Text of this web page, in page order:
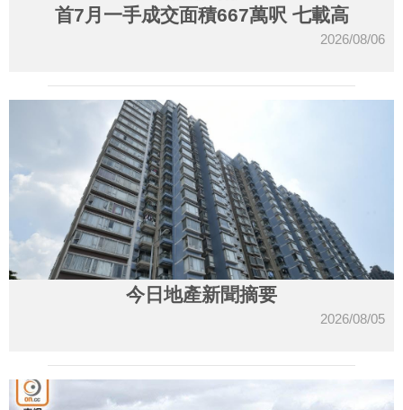
首7月一手成交面積667萬呎 七載高
2026/08/06
今日地產新聞摘要
2026/08/05